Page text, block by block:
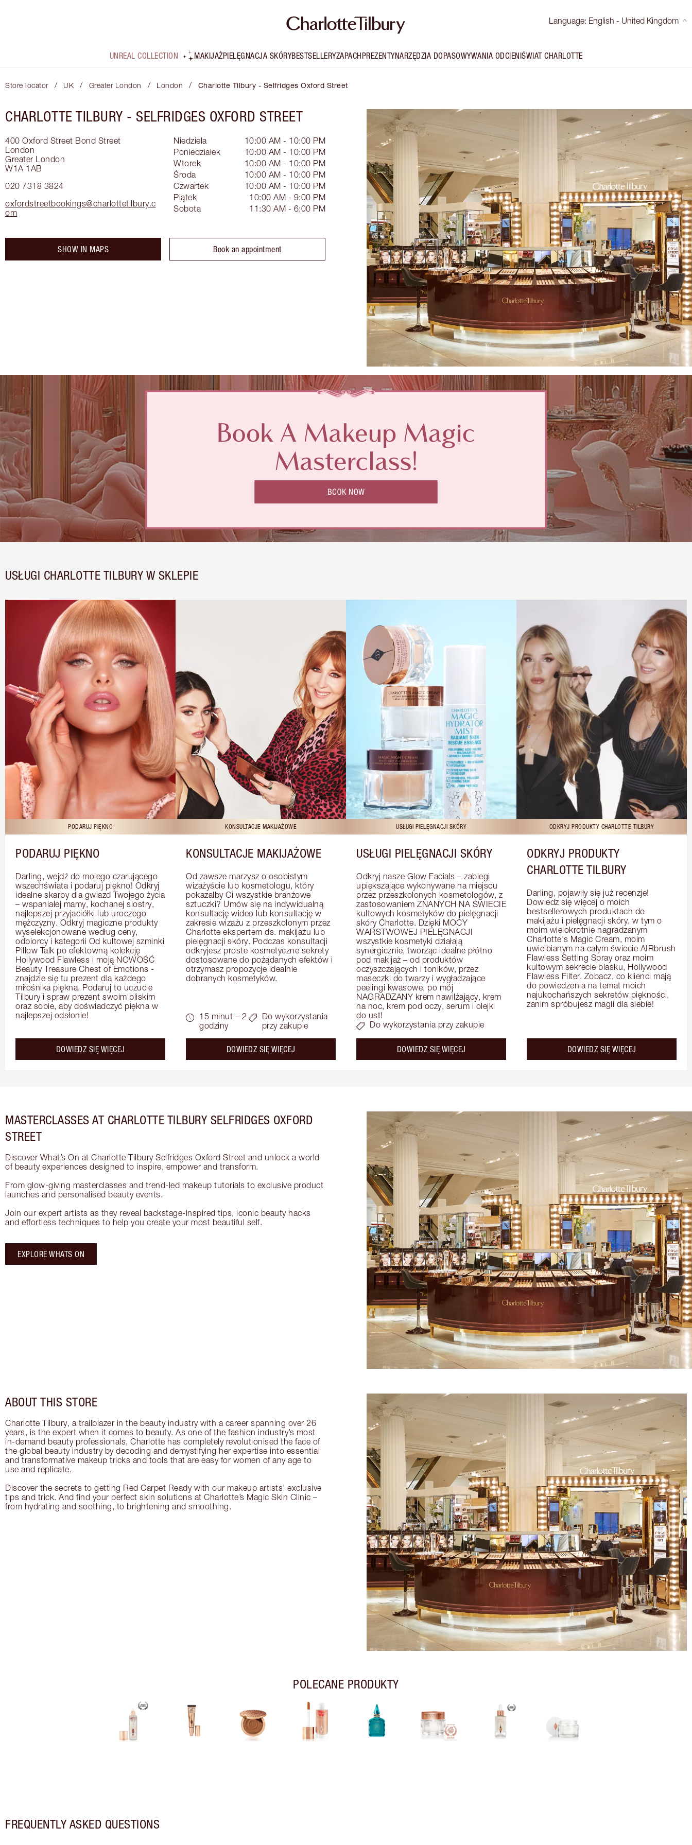
Language: English - United Kingdom
UNREAL COLLECTION MAKIJAŻPIELĘGNACJA SKÓRYBESTSELLERYZAPACHPREZENTYNARZĘDZIA DOPASOWYWANIA ODCIENIŚWIAT CHARLOTTE
Store locator / UK / Greater London / London / Charlotte Tilbury - Selfridges Oxford Street
CHARLOTTE TILBURY - SELFRIDGES OXFORD STREET
400 Oxford Street Bond Street
London
Greater London
W1A 1AB
020 7318 3824
oxfordstreetbookings@charlottetilbury.c
om
Niedziela
10:00 AM - 10:00 PM
Poniedziałek
10:00 AM - 10:00 PM
Wtorek
10:00 AM - 10:00 PM
Środa
10:00 AM - 10:00 PM
Czwartek
10:00 AM - 10:00 PM
Piątek
10:00 AM - 9:00 PM
Sobota
11:30 AM - 6:00 PM
SHOW IN MAPS Book an appointment
USŁUGI CHARLOTTE TILBURY W SKLEPIE
PODARUJ PIĘKNO
PODARUJ PIĘKNO
Darling, wejdź do mojego czarującego
wszechświata i podaruj piękno! Odkryj
idealne skarby dla gwiazd Twojego życia
– wspaniałej mamy, kochanej siostry,
najlepszej przyjaciółki lub uroczego
mężczyzny. Odkryj magiczne produkty
wyselekcjonowane według ceny,
odbiorcy i kategorii Od kultowej szminki
Pillow Talk po efektowną kolekcję
Hollywood Flawless i moją NOWOŚĆ
Beauty Treasure Chest of Emotions -
znajdzie się tu prezent dla każdego
miłośnika piękna. Podaruj to uczucie
Tilbury i spraw prezent swoim bliskim
oraz sobie, aby doświadczyć piękna w
najlepszej odsłonie!
DOWIEDZ SIĘ WIĘCEJ
KONSULTACJE MAKIJAŻOWE
KONSULTACJE MAKIJAŻOWE
Od zawsze marzysz o osobistym
wizażyście lub kosmetologu, który
pokazałby Ci wszystkie branżowe
sztuczki? Umów się na indywidualną
konsultację wideo lub konsultację w
zakresie wizażu z przeszkolonym przez
Charlotte ekspertem ds. makijażu lub
pielęgnacji skóry. Podczas konsultacji
odkryjesz proste kosmetyczne sekrety
dostosowane do pożądanych efektów i
otrzymasz propozycje idealnie
dobranych kosmetyków.
15 minut – 2
godziny
Do wykorzystania
przy zakupie
DOWIEDZ SIĘ WIĘCEJ
USŁUGI PIELĘGNACJI SKÓRY
USŁUGI PIELĘGNACJI SKÓRY
Odkryj nasze Glow Facials – zabiegi
upiększające wykonywane na miejscu
przez przeszkolonych kosmetologów, z
zastosowaniem ZNANYCH NA ŚWIECIE
kultowych kosmetyków do pielęgnacji
skóry Charlotte. Dzięki MOCY
WARSTWOWEJ PIELĘGNACJI
wszystkie kosmetyki działają
synergicznie, tworząc idealne płótno
pod makijaż – od produktów
oczyszczających i toników, przez
maseczki do twarzy i wygładzające
peelingi kwasowe, po mój
NAGRADZANY krem nawilżający, krem
na noc, krem pod oczy, serum i olejki
do ust!
Do wykorzystania przy zakupie
DOWIEDZ SIĘ WIĘCEJ
ODKRYJ PRODUKTY CHARLOTTE TILBURY
ODKRYJ PRODUKTY
CHARLOTTE TILBURY
Darling, pojawiły się już recenzje!
Dowiedz się więcej o moich
bestsellerowych produktach do
makijażu i pielęgnacji skóry, w tym o
moim wielokrotnie nagradzanym
Charlotte's Magic Cream, moim
uwielbianym na całym świecie AIRbrush
Flawless Setting Spray oraz moim
kultowym sekrecie blasku, Hollywood
Flawless Filter. Zobacz, co klienci mają
do powiedzenia na temat moich
najukochańszych sekretów piękności,
zanim spróbujesz magii dla siebie!
DOWIEDZ SIĘ WIĘCEJ
MASTERCLASSES AT CHARLOTTE TILBURY SELFRIDGES OXFORD
STREET
Discover What’s On at Charlotte Tilbury Selfridges Oxford Street and unlock a world
of beauty experiences designed to inspire, empower and transform.
From glow-giving masterclasses and trend-led makeup tutorials to exclusive product
launches and personalised beauty events.
Join our expert artists as they reveal backstage-inspired tips, iconic beauty hacks
and effortless techniques to help you create your most beautiful self.
EXPLORE WHATS ON
ABOUT THIS STORE
Charlotte Tilbury, a trailblazer in the beauty industry with a career spanning over 26
years, is the expert when it comes to beauty. As one of the fashion industry’s most
in-demand beauty professionals, Charlotte has completely revolutionised the face of
the global beauty industry by decoding and demystifying her expertise into essential
and transformative makeup tricks and tools that are easy for women of any age to
use and replicate.
Discover the secrets to getting Red Carpet Ready with our makeup artists’ exclusive
tips and trick. And find your perfect skin solutions at Charlotte’s Magic Skin Clinic –
from hydrating and soothing, to brightening and smoothing.
POLECANE PRODUKTY
FREQUENTLY ASKED QUESTIONS